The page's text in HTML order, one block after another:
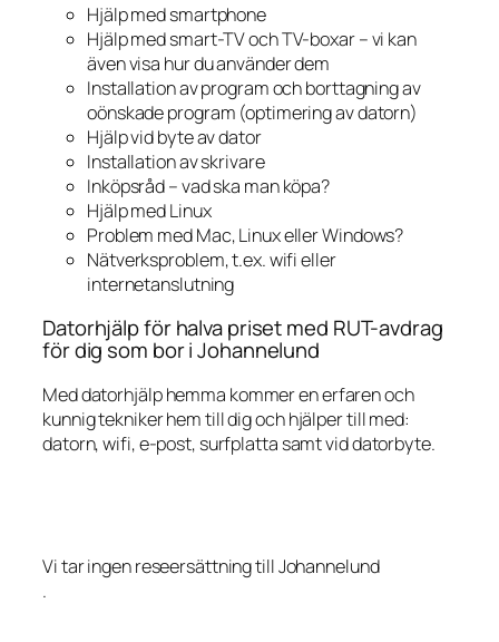
Hjälp med smartphone
Hjälp med smart-TV och TV-boxar – vi kan
även visa hur du använder dem
Installation av program och borttagning av
oönskade program (optimering av datorn)
Hjälp vid byte av dator
Installation av skrivare
Inköpsråd – vad ska man köpa?
Hjälp med Linux
Problem med Mac, Linux eller Windows?
Nätverksproblem, t.ex. wifi eller
internetanslutning
Datorhjälp för halva priset med RUT-avdrag
för dig som bor i Johannelund
Med datorhjälp hemma kommer en erfaren och
kunnig tekniker hem till dig och hjälper till med:
datorn, wifi, e-post, surfplatta samt vid datorbyte.
Vi tar ingen reseersättning till Johannelund
.